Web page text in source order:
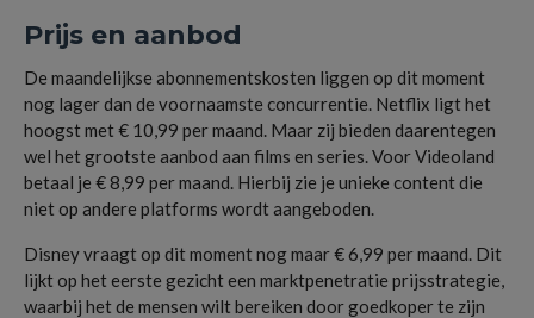
Prijs en aanbod
De maandelijkse abonnementskosten liggen op dit moment
nog lager dan de voornaamste concurrentie. Netflix ligt het
hoogst met € 10,99 per maand. Maar zij bieden daarentegen
wel het grootste aanbod aan films en series. Voor Videoland
betaal je € 8,99 per maand. Hierbij zie je unieke content die
niet op andere platforms wordt aangeboden.
Disney vraagt op dit moment nog maar € 6,99 per maand. Dit
lijkt op het eerste gezicht een marktpenetratie prijsstrategie,
waarbij het de mensen wilt bereiken door goedkoper te zijn